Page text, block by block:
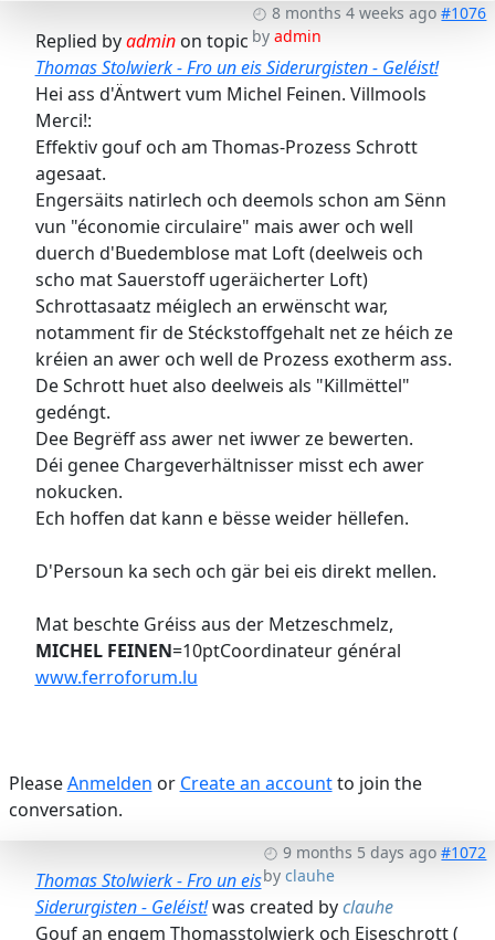
8 months 4 weeks ago #1076
byadmin
Replied byadminon topic
Thomas Stolwierk - Fro un eis Siderurgisten - Geléist!
Hei ass d'Äntwert vum Michel Feinen. Villmools
Merci!:
Effektiv gouf och am Thomas-Prozess Schrott
agesaat.
Engersäits natirlech och deemols schon am Sënn
vun "économie circulaire" mais awer och well
duerch d'Buedemblose mat Loft (deelweis och
scho mat Sauerstoff ugeräicherter Loft)
Schrottasaatz méiglech an erwënscht war,
notamment fir de Stéckstoffgehalt net ze héich ze
kréien an awer och well de Prozess exotherm ass.
De Schrott huet also deelweis als "Killmëttel"
gedéngt.
Dee Begrëff ass awer net iwwer ze bewerten.
Déi genee Chargeverhältnisser misst ech awer
nokucken.
Ech hoffen dat kann e bësse weider hëllefen.
D'Persoun ka sech och gär bei eis direkt mellen.
Mat beschte Gréiss aus der Metzeschmelz,
MICHEL FEINEN=10ptCoordinateur général
www.ferroforum.lu
PleaseAnmelden or Create an accountto join the
conversation.
9 months 5 days ago #1072
byclauhe
Thomas Stolwierk - Fro un eis
Siderurgisten - Geléist!was created byclauhe
Gouf an engem Thomasstolwierk och Eiseschrott (